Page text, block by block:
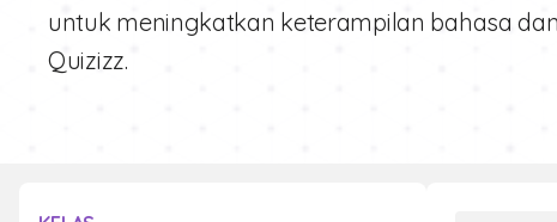
untuk meningkatkan keterampilan bahasa
Quizizz.